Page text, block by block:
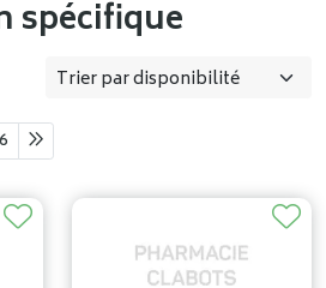
spécifique
6